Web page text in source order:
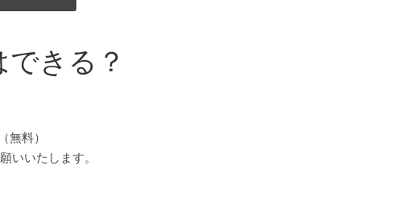
きる？
無料）
いいたします。